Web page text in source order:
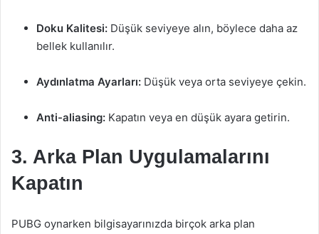
Doku Kalitesi: Düşük seviyeye alın, böylece daha az
bellek kullanılır.
Aydınlatma Ayarları: Düşük veya orta seviyeye çekin.
Anti-aliasing: Kapatın veya en düşük ayara getirin.
3. Arka Plan Uygulamalarını
Kapatın
PUBG oynarken bilgisayarınızda birçok arka plan